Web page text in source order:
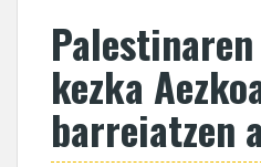
kezka
barreiatzen